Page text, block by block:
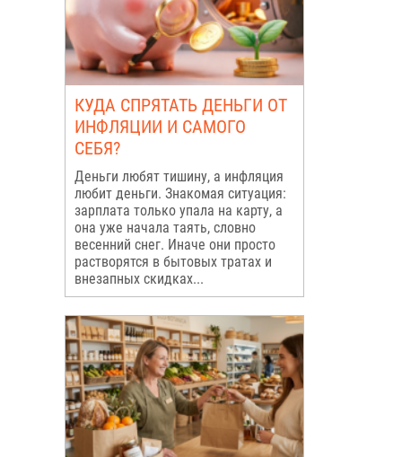
КУДА СПРЯТАТЬ ДЕНЬГИ ОТ
ИНФЛЯЦИИ И САМОГО
СЕБЯ?
Деньги любят тишину, а инфляция
любит деньги. Знакомая ситуация:
зарплата только упала на карту, а
она уже начала таять, словно
весенний снег. Иначе они просто
растворятся в бытовых тратах и
внезапных скидках...